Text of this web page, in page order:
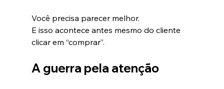
Você precisa parecer melhor.
E isso acontece antes mesmo do cliente
clicar em “comprar”.
A guerra pela atenção